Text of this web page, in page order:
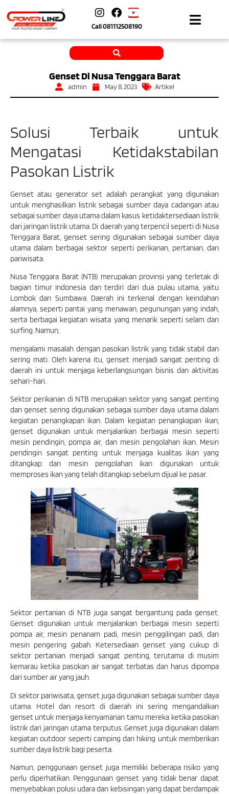
Call081112508190
Genset Di Nusa Tenggara Barat
admin May 8, 2023 Artikel
Solusi Terbaik untuk
Mengatasi Ketidakstabilan
Pasokan Listrik
Genset atau generator set adalah perangkat yang digunakan
untuk menghasilkan listrik sebagai sumber daya cadangan atau
sebagai sumber daya utama dalam kasus ketidaktersediaan listrik
dari jaringan listrik utama. Di daerah yang terpencil seperti di Nusa
Tenggara Barat, genset sering digunakan sebagai sumber daya
utama dalam berbagai sektor seperti perikanan, pertanian, dan
pariwisata.
Nusa Tenggara Barat (NTB) merupakan provinsi yang terletak di
bagian timur Indonesia dan terdiri dari dua pulau utama, yaitu
Lombok dan Sumbawa. Daerah ini terkenal dengan keindahan
alamnya, seperti pantai yang menawan, pegunungan yang indah,
serta berbagai kegiatan wisata yang menarik seperti selam dan
surfing. Namun,
mengalami masalah dengan pasokan listrik yang tidak stabil dan
sering mati. Oleh karena itu, genset menjadi sangat penting di
daerah ini untuk menjaga keberlangsungan bisnis dan aktivitas
sehari-hari.
Sektor perikanan di NTB merupakan sektor yang sangat penting
dan genset sering digunakan sebagai sumber daya utama dalam
kegiatan penangkapan ikan. Dalam kegiatan penangkapan ikan,
genset digunakan untuk menjalankan berbagai mesin seperti
mesin pendingin, pompa air, dan mesin pengolahan ikan. Mesin
pendingin sangat penting untuk menjaga kualitas ikan yang
ditangkap dan mesin pengolahan ikan digunakan untuk
memproses ikan yang telah ditangkap sebelum dijual ke pasar.
Sektor pertanian di NTB juga sangat bergantung pada genset.
Genset digunakan untuk menjalankan berbagai mesin seperti
pompa air, mesin penanam padi, mesin penggilingan padi, dan
mesin pengering gabah. Ketersediaan genset yang cukup di
sektor pertanian menjadi sangat penting, terutama di musim
kemarau ketika pasokan air sangat terbatas dan harus dipompa
dari sumber air yang jauh.
Di sektor pariwisata, genset juga digunakan sebagai sumber daya
utama. Hotel dan resort di daerah ini sering mengandalkan
genset untuk menjaga kenyamanan tamu mereka ketika pasokan
listrik dari jaringan utama terputus. Genset juga digunakan dalam
kegiatan outdoor seperti camping dan hiking untuk memberikan
sumber daya listrik bagi peserta.
Namun, penggunaan genset juga memiliki beberapa risiko yang
perlu diperhatikan. Penggunaan genset yang tidak benar dapat
menyebabkan polusi udara dan kebisingan yang dapat berdampak